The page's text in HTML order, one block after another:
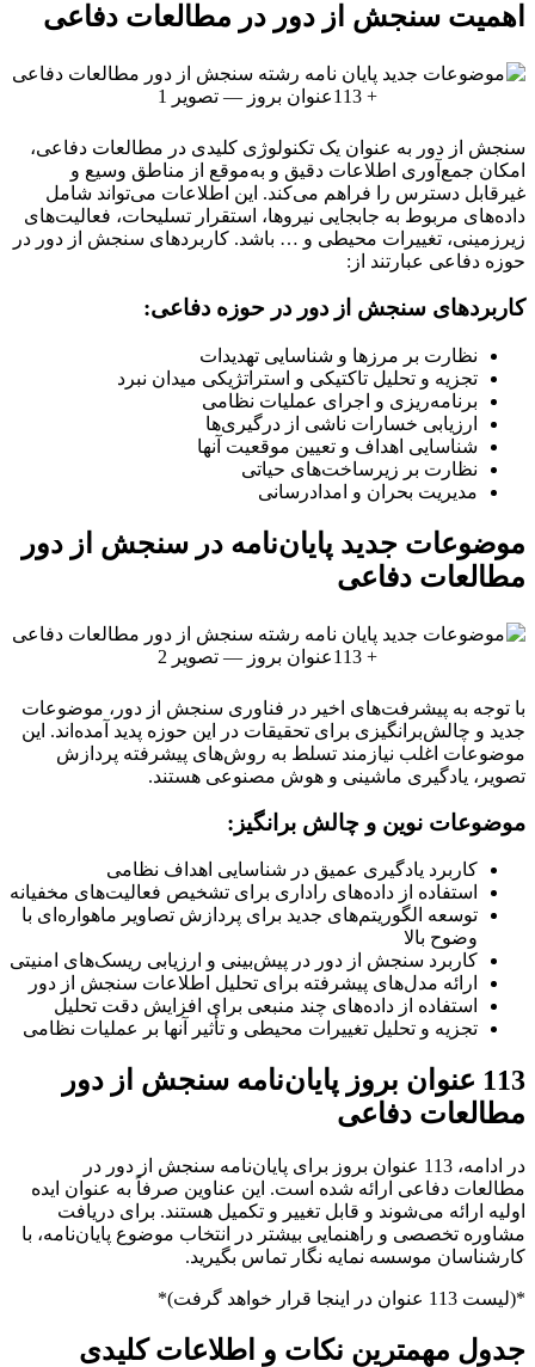
اهمیت سنجش از دور در مطالعات دفاعی
سنجش از دور به عنوان یک تکنولوژی کلیدی در مطالعات دفاعی،
امکان جمع‌آوری اطلاعات دقیق و به‌موقع از مناطق وسیع و
غیرقابل دسترس را فراهم می‌کند. این اطلاعات می‌تواند شامل
داده‌های مربوط به جابجایی نیروها، استقرار تسلیحات، فعالیت‌های
زیرزمینی، تغییرات محیطی و … باشد. کاربردهای سنجش از دور در
حوزه دفاعی عبارتند از:
کاربردهای سنجش از دور در حوزه دفاعی:
نظارت بر مرزها و شناسایی تهدیدات
تجزیه و تحلیل تاکتیکی و استراتژیکی میدان نبرد
برنامه‌ریزی و اجرای عملیات نظامی
ارزیابی خسارات ناشی از درگیری‌ها
شناسایی اهداف و تعیین موقعیت آنها
نظارت بر زیرساخت‌های حیاتی
مدیریت بحران و امدادرسانی
موضوعات جدید پایان‌نامه در سنجش از دور
مطالعات دفاعی
با توجه به پیشرفت‌های اخیر در فناوری سنجش از دور، موضوعات
جدید و چالش‌برانگیزی برای تحقیقات در این حوزه پدید آمده‌اند. این
موضوعات اغلب نیازمند تسلط به روش‌های پیشرفته پردازش
تصویر، یادگیری ماشینی و هوش مصنوعی هستند.
موضوعات نوین و چالش برانگیز:
کاربرد یادگیری عمیق در شناسایی اهداف نظامی
استفاده از داده‌های راداری برای تشخیص فعالیت‌های مخفیانه
توسعه الگوریتم‌های جدید برای پردازش تصاویر ماهواره‌ای با
وضوح بالا
کاربرد سنجش از دور در پیش‌بینی و ارزیابی ریسک‌های امنیتی
ارائه مدل‌های پیشرفته برای تحلیل اطلاعات سنجش از دور
استفاده از داده‌های چند منبعی برای افزایش دقت تحلیل
تجزیه و تحلیل تغییرات محیطی و تأثیر آنها بر عملیات نظامی
113 عنوان بروز پایان‌نامه سنجش از دور
مطالعات دفاعی
در ادامه، 113 عنوان بروز برای پایان‌نامه سنجش از دور در
مطالعات دفاعی ارائه شده است. این عناوین صرفاً به عنوان ایده
اولیه ارائه می‌شوند و قابل تغییر و تکمیل هستند. برای دریافت
مشاوره تخصصی و راهنمایی بیشتر در انتخاب موضوع پایان‌نامه، با
کارشناسان موسسه نمایه نگار تماس بگیرید.
*(لیست 113 عنوان در اینجا قرار خواهد گرفت)*
جدول مهمترین نکات و اطلاعات کلیدی